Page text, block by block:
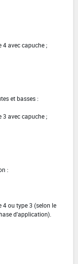
4 avec capuche ;
et basses :
3 avec capuche ;
:
4 ou type 3 (selon le
d'application).